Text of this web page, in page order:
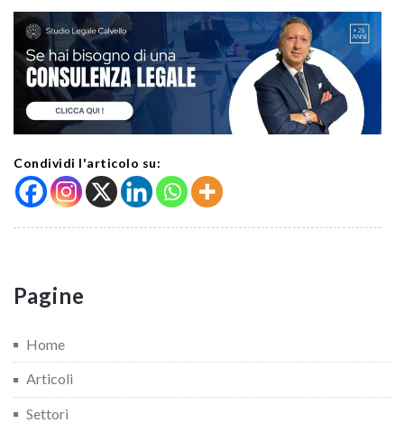
Condividi l'articolo su:
Pagine
Home
Articoli
Settori